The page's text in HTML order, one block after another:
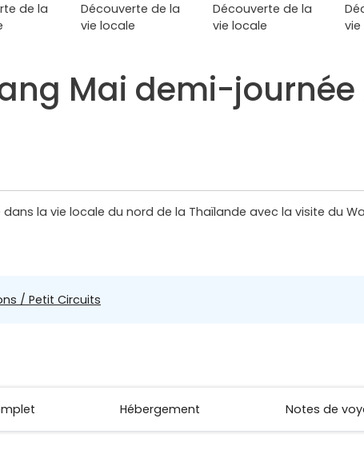
Mai demi-
la vie locale du nord de la Thaïlande avec la visite du
/ Petit Circuits
Hébergement Notes de